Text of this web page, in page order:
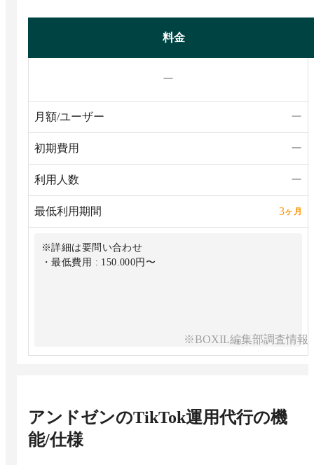
料金
ー
月額/ユーザー ー
初期費用 ー
利用人数 ー
最低利用期間 3ヶ月
※詳細は要問い合わせ
・最低費用 : 150.000円〜
※BOXIL編集部調査情報
アンドゼンのTikTok運用代行の機
能/仕様